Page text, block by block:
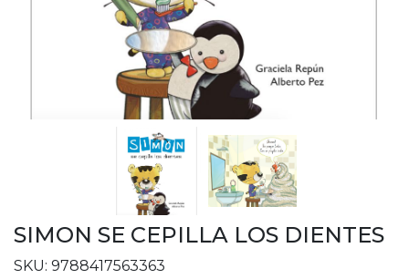
SIMON SE CEPILLA LOS DIENTES
SKU: 9788417563363